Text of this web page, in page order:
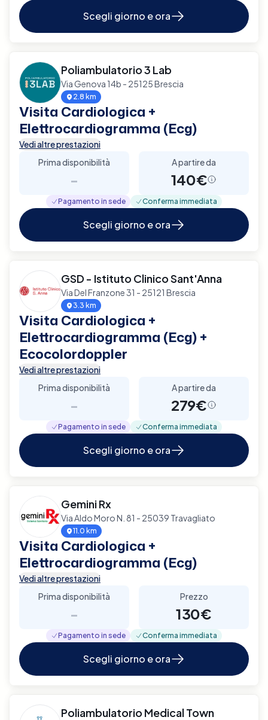
Scegli giorno e ora
Poliambulatorio 3 Lab
Via Genova 14b - 25125 Brescia
2.8 km
Visita Cardiologica +
Elettrocardiogramma (Ecg)
Vedi altre prestazioni
Prima disponibilità
-
A partire da
140€
Pagamento in sede Conferma immediata
Scegli giorno e ora
GSD - Istituto Clinico Sant'Anna
Via Del Franzone 31 - 25121 Brescia
3.3 km
Visita Cardiologica +
Elettrocardiogramma (Ecg) +
Ecocolordoppler
Vedi altre prestazioni
Prima disponibilità
-
A partire da
279€
Pagamento in sede Conferma immediata
Scegli giorno e ora
Gemini Rx
Via Aldo Moro N. 81 - 25039 Travagliato
11.0 km
Visita Cardiologica +
Elettrocardiogramma (Ecg)
Vedi altre prestazioni
Prima disponibilità
-
Prezzo
130€
Pagamento in sede Conferma immediata
Scegli giorno e ora
Poliambulatorio Medical Town